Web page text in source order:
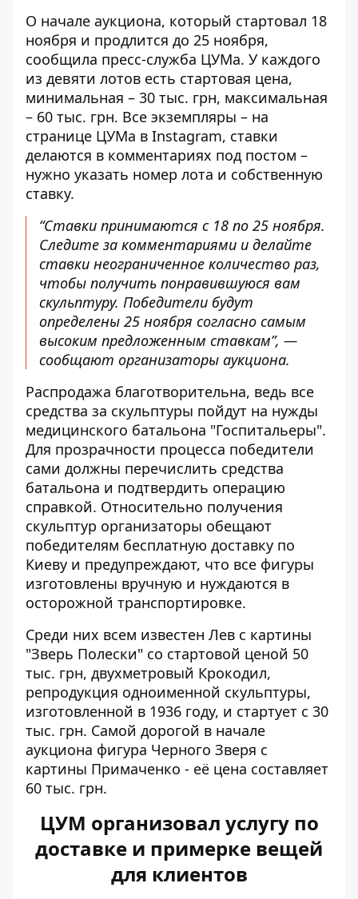
О начале аукциона, который стартовал 18
ноября и продлится до 25 ноября,
сообщила пресс-служба ЦУМа. У каждого
из девяти лотов есть стартовая цена,
минимальная – 30 тыс. грн, максимальная
– 60 тыс. грн. Все экземпляры – на
странице ЦУМа в Instagram, ставки
делаются в комментариях под постом –
нужно указать номер лота и собственную
ставку.
“Ставки принимаются с 18 по 25 ноября.
Следите за комментариями и делайте
ставки неограниченное количество раз,
чтобы получить понравившуюся вам
скульптуру. Победители будут
определены 25 ноября согласно самым
высоким предложенным ставкам”, —
сообщают организаторы аукциона.
Распродажа благотворительна, ведь все
средства за скульптуры пойдут на нужды
медицинского батальона "Госпитальеры".
Для прозрачности процесса победители
сами должны перечислить средства
батальона и подтвердить операцию
справкой. Относительно получения
скульптур организаторы обещают
победителям бесплатную доставку по
Киеву и предупреждают, что все фигуры
изготовлены вручную и нуждаются в
осторожной транспортировке.
Среди них всем известен Лев с картины
"Зверь Полески" со стартовой ценой 50
тыс. грн, двухметровый Крокодил,
репродукция одноименной скульптуры,
изготовленной в 1936 году, и стартует с 30
тыс. грн. Самой дорогой в начале
аукциона фигура Черного Зверя с
картины Примаченко - её цена составляет
60 тыс. грн.
ЦУМ организовал услугу по
доставке и примерке вещей
для клиентов